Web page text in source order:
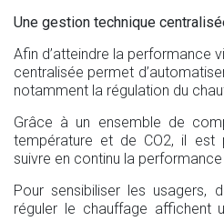
Une gestion technique
Afin d’atteindre la performance
centralisée permet
notamment la régulation du
Grâce à un ensemble de
température et de CO2, il est
suivre en continu la
Pour sensibiliser les usagers,
réguler le chauffage affichent